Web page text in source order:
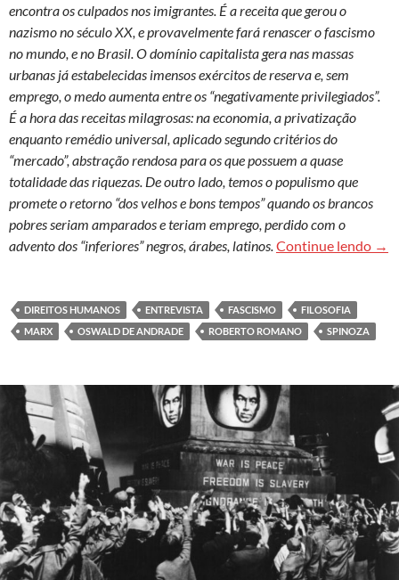
encontra os culpados nos imigrantes. É a receita que gerou o
nazismo no século XX, e provavelmente fará renascer o fascismo
no mundo, e no Brasil. O domínio capitalista gera nas massas
urbanas já estabelecidas imensos exércitos de reserva e, sem
emprego, o medo aumenta entre os “negativamente privilegiados”.
É a hora das receitas milagrosas: na economia, a privatização
enquanto remédio universal, aplicado segundo critérios do
“mercado”, abstração rendosa para os que possuem a quase
totalidade das riquezas. De outro lado, temos o populismo que
promete o retorno “dos velhos e bons tempos” quando os brancos
pobres seriam amparados e teriam emprego, perdido com o
advento dos “inferiores” negros, árabes, latinos. Continue lendo →
DIREITOS HUMANOS ENTREVISTA FASCISMO
FILOSOFIA
MARX
OSWALD DE ANDRADE ROBERTO ROMANO SPINOZA